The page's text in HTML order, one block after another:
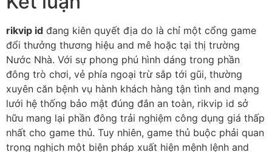
rikvip id đang kiên quyết địa do là chỉ một cổng game
đổi thưởng thương hiệu and mê hoặc tại thị trường
Nước Nhà. Với sự phong phú hình dáng trong phần
đông trò chơi, vẻ phía ngoại trừ sắp tới gũi, thường
xuyên căn bệnh vụ hành khách hàng tận tình and mạng
lưới hệ thống bảo mật đúng đắn an toàn, rikvip id sở
hữu mang lại phần đông trải nghiệm công dụng giá thấp
nhất cho game thủ. Tuy nhiên, game thủ buộc phải quan
trọng nghịch một biện pháp xuất hiện mệnh lệnh and